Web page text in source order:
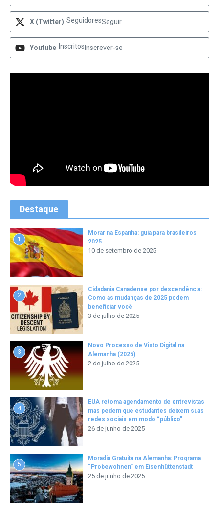
X (Twitter) SeguidoresSeguir
Youtube Inscritos Inscrever-se
Destaque
1
Morar na Espanha: guia para brasileiros
2025
10 de setembro de 2025
2
Cidadania Canadense por descendência:
Como as mudanças de 2025 podem
beneficiar você
3 de julho de 2025
3
Novo Processo de Visto Digital na
Alemanha (2025)
2 de julho de 2025
4
EUA retoma agendamento de entrevistas
mas pedem que estudantes deixem suas
redes sociais em modo “público”
26 de junho de 2025
5
Moradia Gratuita na Alemanha: Programa
“Probewohnen” em Eisenhüttenstadt
25 de junho de 2025